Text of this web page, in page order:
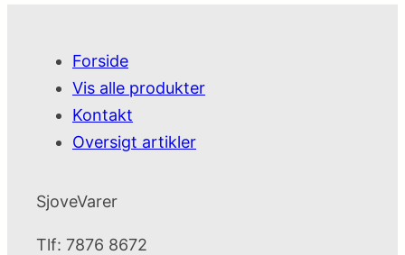
Forside
Vis alle produkter
Kontakt
Oversigt artikler
SjoveVarer
Tlf: 7876 8672